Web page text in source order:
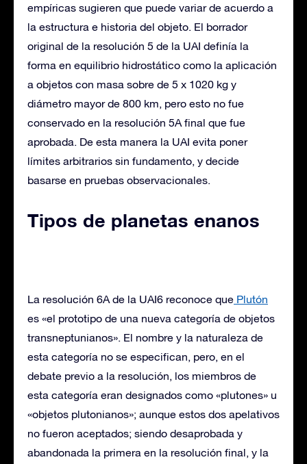
empíricas sugieren que puede variar de acuerdo a
la estructura e historia del objeto. El borrador
original de la resolución 5 de la UAI definía la
forma en equilibrio hidrostático como la aplicación
a objetos con masa sobre de 5 x 1020 kg y
diámetro mayor de 800 km,​ pero esto no fue
conservado en la resolución 5A final que fue
aprobada. De esta manera la UAI evita poner
límites arbitrarios sin fundamento, y decide
basarse en pruebas observacionales.
Tipos de planetas enanos
La resolución 6A de la UAI6​ reconoce que Plutón
es «el prototipo de una nueva categoría de objetos
transneptunianos». El nombre y la naturaleza de
esta categoría no se especifican, pero, en el
debate previo a la resolución, los miembros de
esta categoría eran designados como «plutones» u
«objetos plutonianos»; aunque estos dos apelativos
no fueron aceptados; siendo desaprobada​ y
abandonada la primera en la resolución final,​ y la